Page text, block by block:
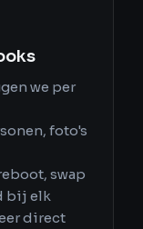
we per
foto's
swap
bij elk
direct